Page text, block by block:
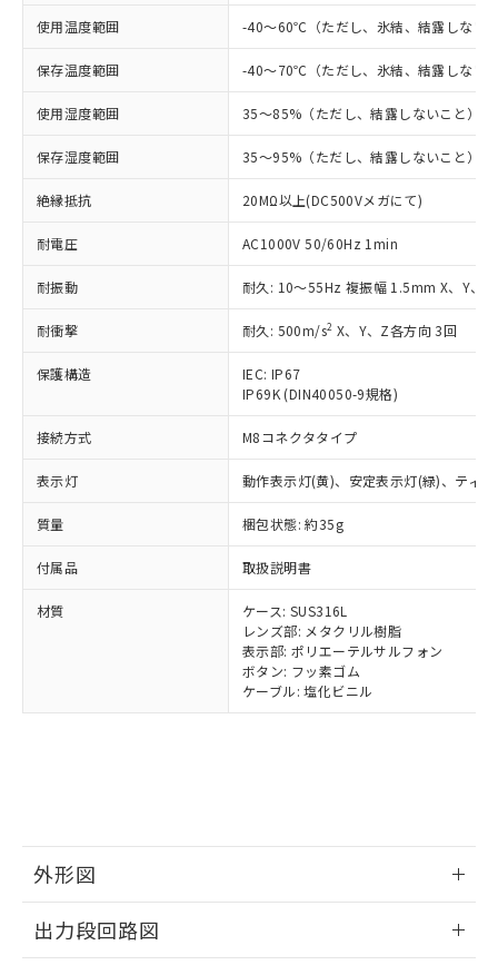
使用温度範囲 -40～60℃（ただし、氷結、結露しない
保存温度範囲 -40～70℃（ただし、氷結、結露しない
使用湿度範囲 35～85%（ただし、結露しないこと）
保存湿度範囲 35～95%（ただし、結露しないこと）
絶縁抵抗 20MΩ以上(DC500Vメガにて)
耐電圧 AC1000V 50/60Hz 1min
耐振動 耐久: 10～55Hz 複振幅 1.5mm X、Y、Z
耐衝撃 耐久: 500m/s2 X、Y、Z各方向 3回
保護構造
IEC: IP67
IP69K (DIN40050-9規格)
接続方式 M8コネクタタイプ
表示灯 動作表示灯(黄)、安定表示灯(緑)、ティ
質量 梱包状態: 約35g
付属品 取扱説明書
材質
ケース: SUS316L
レンズ部: メタクリル樹脂
表示部: ポリエーテルサルフォン
ボタン: フッ素ゴム
ケーブル: 塩化ビニル
外形図
出力段回路図
ご利用条件
以下の条件をお読みいただき、同意のうえ
ご利用ください。
本サービスは、当社制御機器事業取扱
商品の当社在庫状況および標準価格
(税抜)を提供させていただくもので
当社制御機器事業取扱商品の中には、
本サービスの対象外となる商品もある
ことをご了承ください。
在庫状況および標準価格照会結果は、
記載している更新日時点での社内デー
タに基づき作成されるものであり、閲
覧された時点での実際の在庫および標
準価格とは異なる場合があることをご
了承ください。
正式な納期状況および標準価格はお客
様のお取引先、またはお客様担当のオ
ムロン制御機器販売店・当社販売員に
ご相談ください。
オムロン制御機器販売店や当社販売拠
販売ネットワーク
」をご確認
在庫状況および標準価格結果を当社の
事前の承諾なく第三者に漏洩または開
示しないようお願いします。
マイパーツ機能（部品リスト作成サー
および当社の共同利用者が、当社の製
※当社の共同利用者とは、
の共同利用に関して"
の「1.共同利
対応予定：EU RoHS指令（10物質）の非含
有に対応した製品に切り替える予定のある
対応予定なし：EU RoHS指令（10物質）の
非含有に非対応の商品で、対応品を出す予
調査・確認中：EU RoHS指令（10物質）の
非含有の対応状況を調査中または確認中の
商品です。
非該当品：ライセンス料など無形物で、有
害物質有無と関係のない商品です。
仕入先様の事情により、非含有部品として
いたものが、含有品と判明した場合などや
むを得ず変更することがあります。
鉛(Pb) 1000ppm以下、 水銀(Hg) 1000ppm以下、 カド
六価クロム(Cr(Ⅵ)) 1000ppm以下、ポリ臭化ビフェニル
類(PBB) 1000ppm以下、ポリ臭化ジフェニルエーテル類
(PBDE) 1000ppm以下、フタル酸ビス(2-エチルヘキシ
ル) (DEHP)(別名：DOP) 1000ppm以下、フタル酸ブチ
ルベンジル（BBP） 1000ppm以下、フタル酸ジブチル
（DBP） 1000ppm以下、フタル酸ジイソブチル
但し、RoHS指令で産業用監視および制御機器に対する
フタル酸エステル類の４物質については閾値を超える意
図的な使用がないことを確認しています。
部品在庫の切り替え状況などにより、予定
月が前後することがあります。
とができます。
EU RoHS指令（10物質）の非含有証明書
※1 中国RoHS○×表
「○」：最大均質材料含有率が中国RoHSの
基準値以下であることを示します。
「×」：最大均質材料含有率が中国RoHSの
基準値を超えていることを示します。
「－」：未確認です。当社販売部門へお問
*中国RoHS10物質の基準値 (GB/T26572)：
Pb(鉛) :1000ppm、 Hg(水銀) : 1000ppm、 Cd(カドミウ
Cr(Ⅵ)(六価クロム) : 1000ppm、 PBBs(ポリ臭化ビフェ
ニル類) : 1000ppm、 PBDEs(ポリ臭化ジフェニルエーテ
DBP(フタル酸ジブチル) : 1000ppm、 DIBP(フタル酸ジ
イソブチル) : 1000ppm、 BBP(フタル酸ブチルベンジ
DEHP(フタル酸ビス(2-エチルヘキシル)) : 1000ppm
※2 環境保護使用期限
「ｅ」：有害物質（10物質）のすべてが基
準値以下であることを示します。
「10」：通常の使用状況下において有害物
質が外部に漏えいし、環境に深刻な影響を
当社は、これら貴社製品のうち、外国
為替および外国貿易法に定める商品
（以下｢規制貨物等」という）を輸出
または国外への提供する場合は、日本
国政府の輸出許可(または役務取引許
可)を取得するなどの必要な手続きを
当社は規制貨物を破棄する場合は、完
全に破砕するなど、違法に輸出されな
いよう必要な手段を講じます。
当社は貴社製品を、核兵器、ミサイ
ル、化学兵器、生物兵器またはその他
武器並びにこれらの製造装置等に一切
使用いたしません。
当社は、貴社製品を第三者に販売する
場合は、上記1、2および3の内容を当
該第三者に通知します。また当社は、
販売先および販売に係わる関係者が違
法に輸出するおそれがある場合は、取
一定数以上の在庫あり
一定数には満たないが在庫あり
在庫なし(最新の在庫状況につ
いては、お客様のお取引先、ま
たはお客様担当のオムロン制御
機器販売店・当社販売員にご確
認ください)
受注生産機種、また在庫状況の